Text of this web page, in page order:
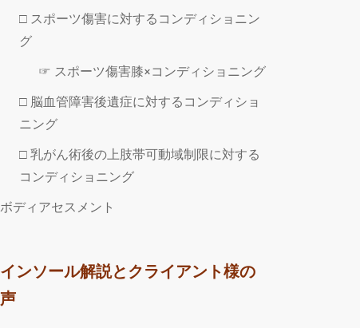
□ スポーツ傷害に対するコンディショニン
グ
☞ スポーツ傷害膝×コンディショニング
□ 脳血管障害後遺症に対するコンディショ
ニング
□ 乳がん術後の上肢帯可動域制限に対する
コンディショニング
ボディアセスメント
インソール解説とクライアント様の
声